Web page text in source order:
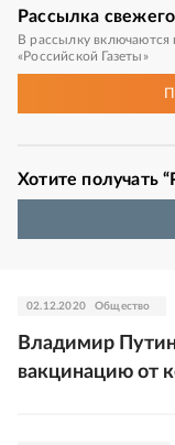
Рассылка
В рассылку
«Российской Газеты»
Хотите получать
02.12.2020 Общество
Владимир
вакцинацию от